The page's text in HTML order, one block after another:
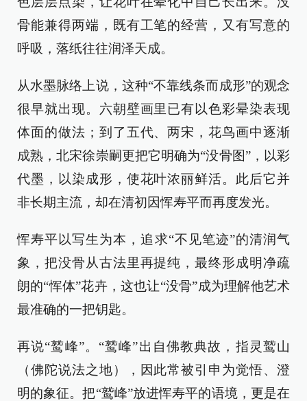
骨能兼得两端，既有工笔的经营，又有写意的
呼吸，落纸往往润泽天成。
从水墨脉络上说，这种“不靠线条而成形”的观念
很早就出现。六朝壁画里已有以色彩晕染表现
体面的做法；到了五代、两宋，花鸟画中逐渐
成熟，北宋徐崇嗣更把它明确为“没骨图”，以彩
代墨，以染成形，使花叶浓丽鲜活。此后它并
非长期主流，却在清初因恽寿平而再度发光。
恽寿平以写生为本，追求“不见笔迹”的清润气
象，把没骨从古法里再提纯，最终形成明净疏
朗的“恽体”花卉，这也让“没骨”成为理解他艺术
最准确的一把钥匙。
再说“鹫峰”。“鹫峰”出自佛教典故，指灵鹫山
（佛陀说法之地），因此常被引申为觉悟、澄
明的象征。把“鹫峰”放进恽寿平的语境，更是在